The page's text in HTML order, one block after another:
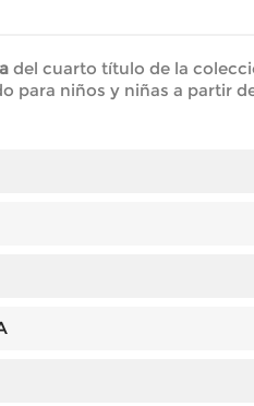
del cuarto título de la
para niños y niñas a partir